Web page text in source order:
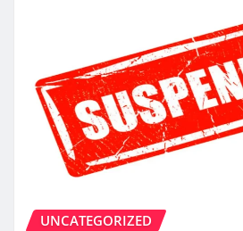
UNCATEGORIZED